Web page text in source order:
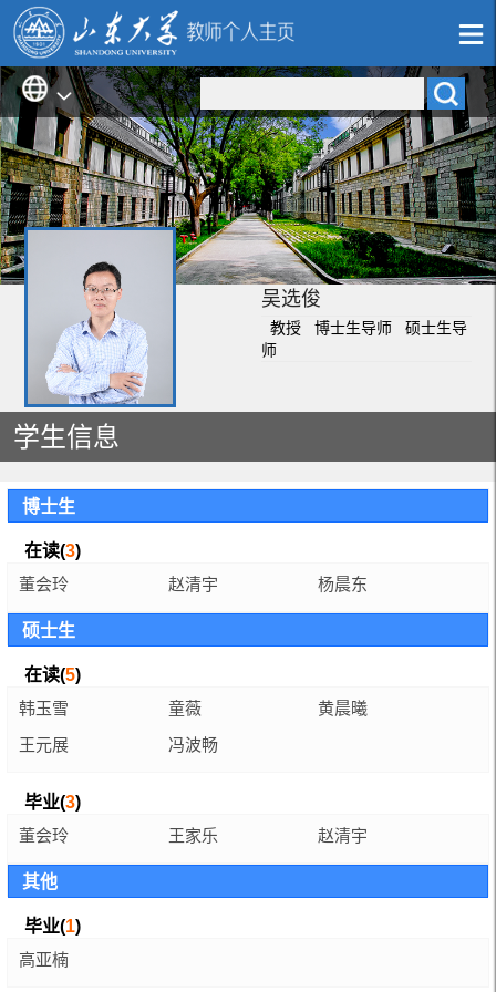
吴选俊
教授 博士生导师 硕士生导
师
学生信息
博士生
在读(3)
董会玲
赵清宇 杨晨东
硕士生
在读(5)
韩玉雪
童薇
黄晨曦
王元展
冯波畅
毕业(3)
董会玲
王家乐 赵清宇
其他
毕业(1)
高亚楠